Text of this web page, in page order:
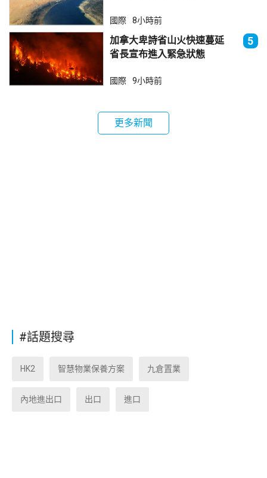
國際 8小時前
加拿大卑詩省山火快速蔓延
省長宣布進入緊急狀態
5
國際 9小時前
更多新聞
#話題搜尋
HK2 智慧物業保養方案 九倉置業
內地進出口 出口 進口